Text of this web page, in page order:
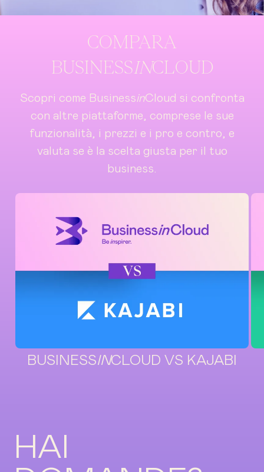
COMPARA
BUSINESS INCLOUD
Scopri come BusinessinCloud si confronta
con altre piattaforme, comprese le sue
funzionalità, i prezzi e i pro e contro, e
valuta se è la scelta giusta per il tuo
business.
BUSINESSINCLOUD VS KAJABI
HAI